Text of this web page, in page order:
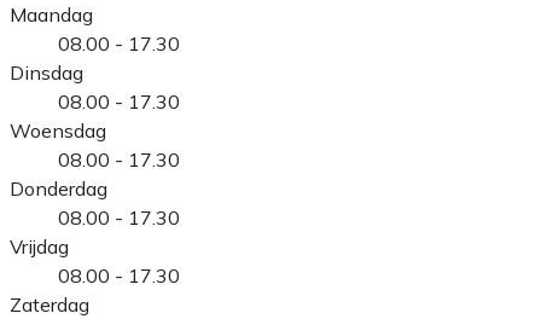
Maandag
08.00 - 17.30
Dinsdag
08.00 - 17.30
Woensdag
08.00 - 17.30
Donderdag
08.00 - 17.30
Vrijdag
08.00 - 17.30
Zaterdag